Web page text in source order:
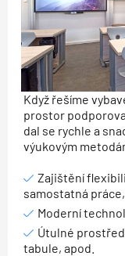
Když řešíme
prostor
dal se rychle a
výukovým
Zajištění
samostatná
Moderní
Útulné
tabule, apod.